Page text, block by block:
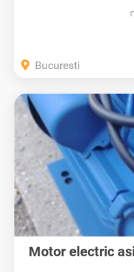
Bucuresti
Motor electric